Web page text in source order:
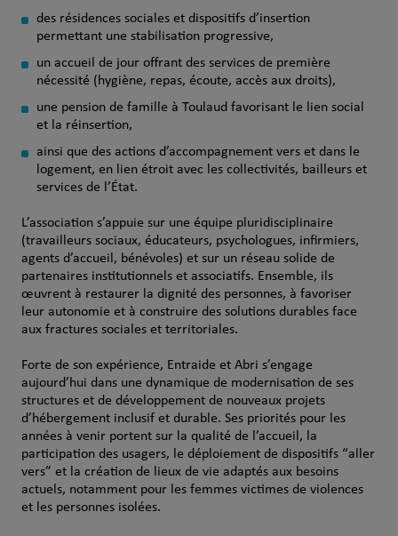
des résidences sociales et dispositifs d’insertion
permettant une stabilisation progressive,
un accueil de jour offrant des services de première
nécessité (hygiène, repas, écoute, accès aux droits),
une pension de famille à Toulaud favorisant le lien social
et la réinsertion,
ainsi que des actions d’accompagnement vers et dans le
logement, en lien étroit avec les collectivités, bailleurs et
services de l’État.
L’association s’appuie sur une équipe pluridisciplinaire
(travailleurs sociaux, éducateurs, psychologues, infirmiers,
agents d’accueil, bénévoles) et sur un réseau solide de
partenaires institutionnels et associatifs. Ensemble, ils
œuvrent à restaurer la dignité des personnes, à favoriser
leur autonomie et à construire des solutions durables face
aux fractures sociales et territoriales.
Forte de son expérience, Entraide et Abri s’engage
aujourd’hui dans une dynamique de modernisation de ses
structures et de développement de nouveaux projets
d’hébergement inclusif et durable. Ses priorités pour les
années à venir portent sur la qualité de l’accueil, la
participation des usagers, le déploiement de dispositifs “aller
vers” et la création de lieux de vie adaptés aux besoins
actuels, notamment pour les femmes victimes de violences
et les personnes isolées.